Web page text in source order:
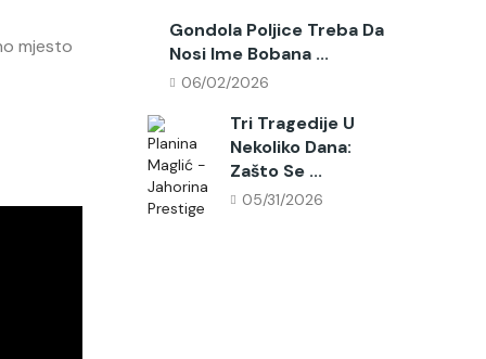
mjesto
Gondola Poljice Treba Da
Nosi Ime Bobana ...
06/02/2026
Tri Tragedije U
Nekoliko Dana:
Zašto Se ...
05/31/2026